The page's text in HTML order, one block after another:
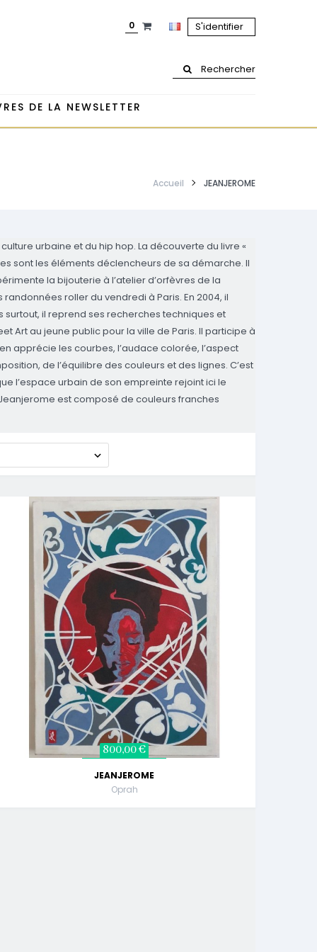
S'identifier
0
Rechercher
DE LA NEWSLETTER
Accueil JEANJEROME
urbaine et du hip hop. La découverte du livre «
sont les éléments déclencheurs de sa démarche. Il
la bijouterie à l’atelier d’orfèvres de la
roller du vendredi à Paris. En 2004, il
il reprend ses recherches techniques et
Art au jeune public pour la ville de Paris. Il participe à
apprécie les courbes, l’audace colorée, l’aspect
de l’équilibre des couleurs et des lignes. C’est
l’espace urbain de son empreinte rejoint ici le
Jeanjerome est composé de couleurs franches
800,00 €
JEANJEROME
Oprah